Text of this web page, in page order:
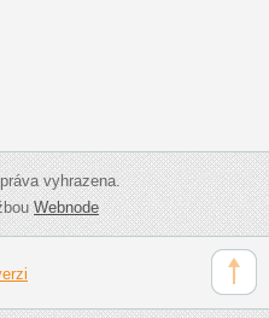
vyhrazena.
Webnode